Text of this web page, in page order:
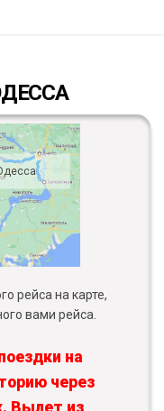
рейса на карте,
вами рейса.
на
через
Вылет из